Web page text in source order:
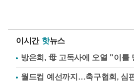
이시간 핫뉴스
방은희, 母 고독사에 오열 "이틀
월드컵 예선까지…축구협회, 심